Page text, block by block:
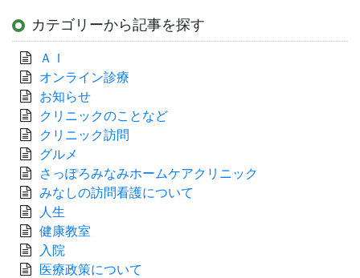
カテゴリーから記事を探す
ＡＩ
オンライン診療
お知らせ
クリニックのことなど
クリニック訪問
グルメ
さっぽろみなみホームケアクリニック
みなしの訪問看護について
人生
健康教室
入院
医療政策について